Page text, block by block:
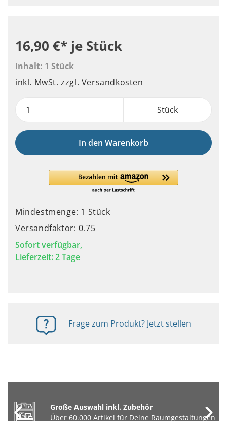
16,90 €* je Stück
Inhalt: 1 Stück
inkl. MwSt.zzgl. Versandkosten
Stück
In den Warenkorb
Mindestmenge: 1 Stück
Versandfaktor: 0.75
Sofort verfügbar,
Lieferzeit: 2 Tage
Frage zum Produkt? Jetzt stellen
Große Auswahl inkl. Zubehör
Über 60.000 Artikel für Deine Raumgestaltungen